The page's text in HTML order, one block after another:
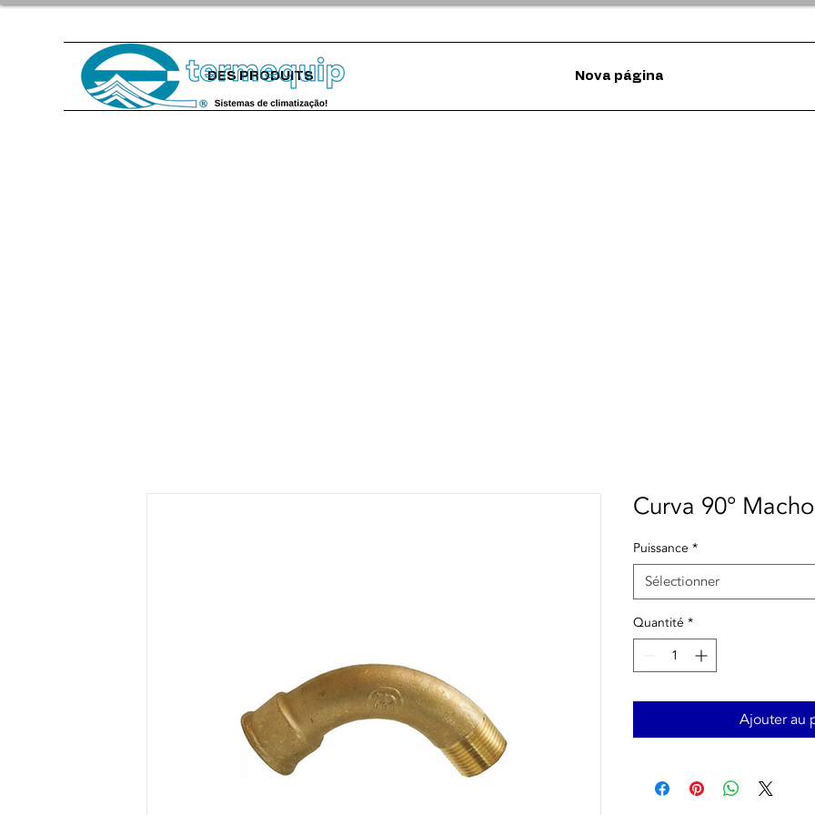
DES PRODUITS Nova página
Curva 90°
Puissance *
Sélectionner
Quantité *
Ajouter au